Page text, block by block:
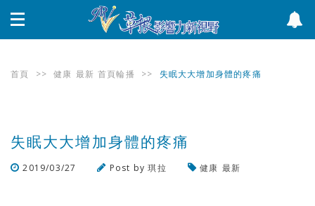
首頁 >> 健康 最新 首頁輪播 >> 失眠大大增加身體的疼痛
失眠大大增加身體的疼痛
2019/03/27 Post by琪拉 健康 最新